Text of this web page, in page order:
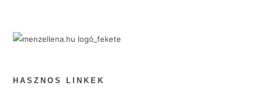
HASZNOS LINKEK